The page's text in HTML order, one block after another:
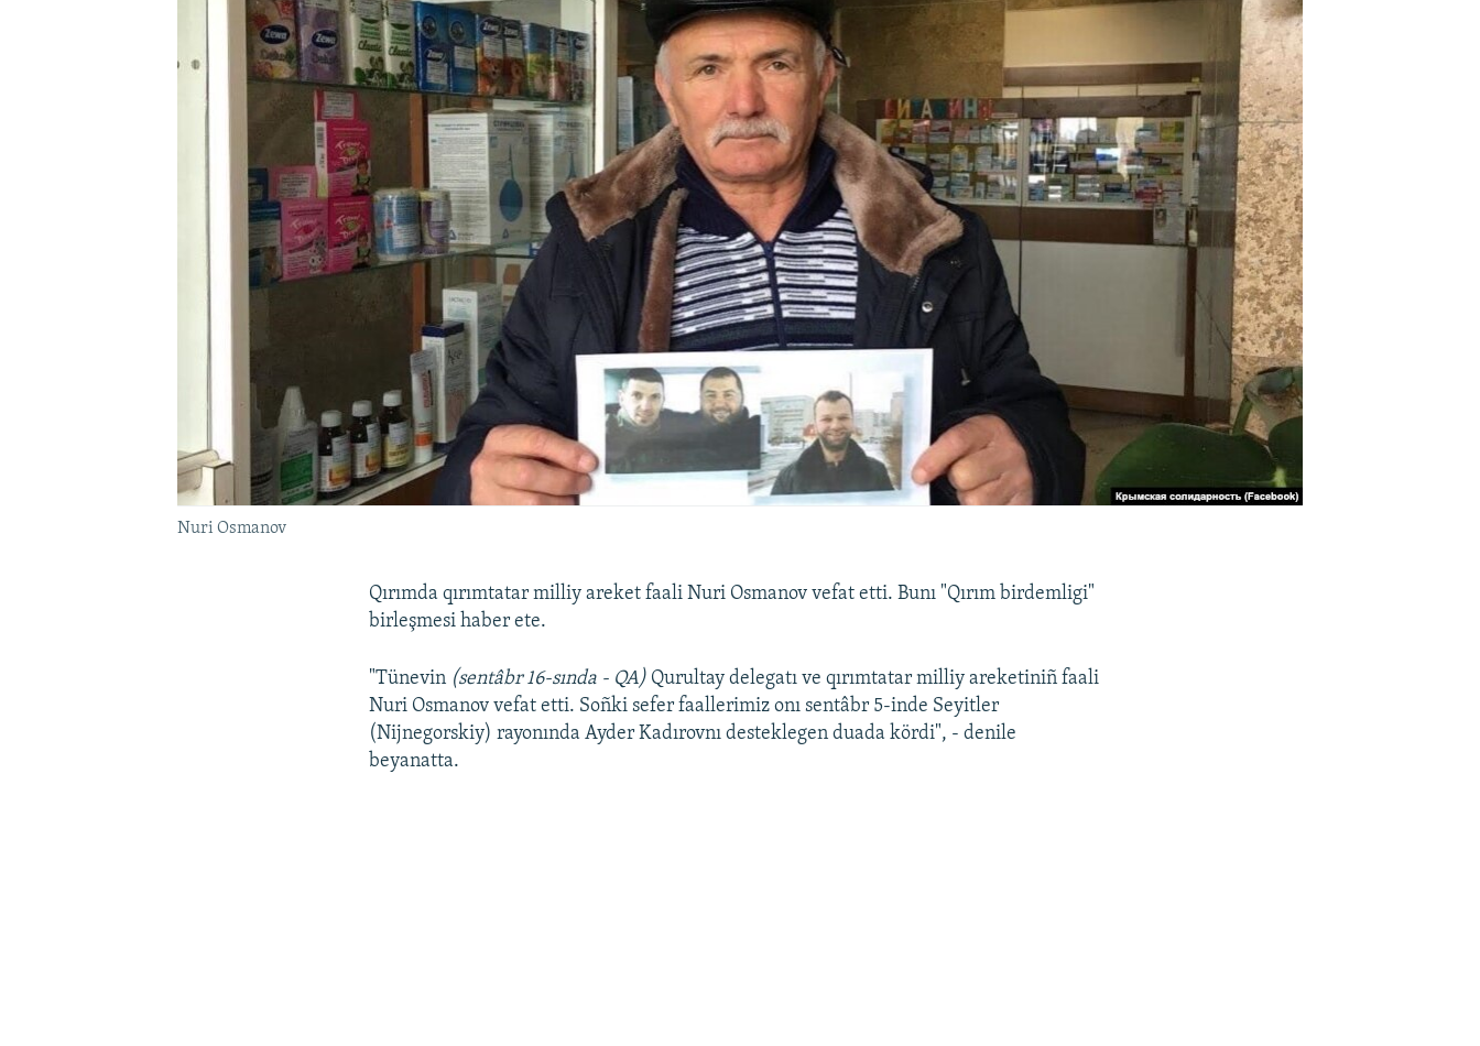
Nuri Osmanov
Qırımda qırımtatar milliy areket faali Nuri Osmanov vefat etti. Bunı "Qırım birdemligi"
birleşmesi haber ete.
"Tünevin (sentâbr 16-sında - QA) Qurultay delegatı ve qırımtatar milliy areketiniñ faali
Nuri Osmanov vefat etti. Soñki sefer faallerimiz onı sentâbr 5-inde Seyitler
(Nijnegorskiy) rayonında Ayder Kadırovnı desteklegen duada kördi", - denile
beyanatta.